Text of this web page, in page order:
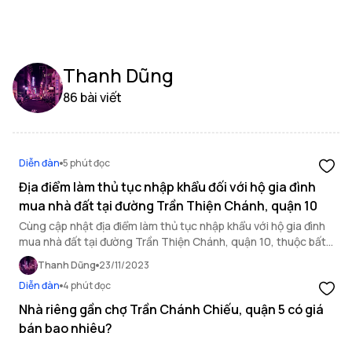
Thanh Dũng
86 bài viết
Diễn đàn 5 phút đọc
Địa điểm làm thủ tục nhập khẩu đối với hộ gia đình
mua nhà đất tại đường Trần Thiện Chánh, quận 10
Cùng cập nhật địa điểm làm thủ tục nhập khẩu với hộ gia đình
mua nhà đất tại đường Trần Thiện Chánh, quận 10, thuộc bất
động sản TP.HCM qua bài viết dưới đây.
Thanh Dũng 23/11/2023
Diễn đàn 4 phút đọc
Nhà riêng gần chợ Trần Chánh Chiếu, quận 5 có giá
bán bao nhiêu?